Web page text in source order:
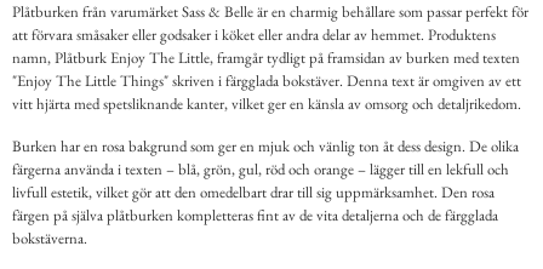
Plåtburken från varumärket Sass & Belle är en charmig behållare som passar perfekt för
att förvara småsaker eller godsaker i köket eller andra delar av hemmet. Produktens
namn, Plåtburk Enjoy The Little, framgår tydligt på framsidan av burken med texten
"Enjoy The Little Things" skriven i färgglada bokstäver. Denna text är omgiven av ett
vitt hjärta med spetsliknande kanter, vilket ger en känsla av omsorg och detaljrikedom.
Burken har en rosa bakgrund som ger en mjuk och vänlig ton åt dess design. De olika
färgerna använda i texten – blå, grön, gul, röd och orange – lägger till en lekfull och
livfull estetik, vilket gör att den omedelbart drar till sig uppmärksamhet. Den rosa
färgen på själva plåtburken kompletteras fint av de vita detaljerna och de färgglada
bokstäverna.